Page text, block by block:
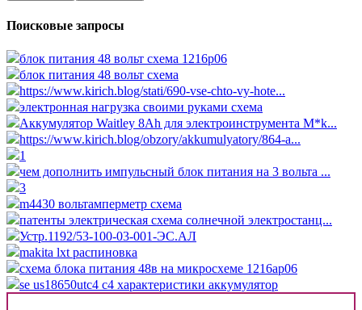
Поисковые запросы
блок питания 48 вольт схема 1216p06
блок питания 48 вольт схема
https://www.kirich.blog/stati/690-vse-chto-vy-hote...
электронная нагрузка своими руками схема
Аккумулятор Waitley 8Ah для электроинструмента M*k...
https://www.kirich.blog/obzory/akkumulyatory/864-a...
1
чем дополнить импульсный блок питания на 3 вольта ...
3
m4430 вольтамперметр схема
патенты электрическая схема солнечной электростанц...
Устр.1192/53-100-03-001-ЭС.АЛ
makita lxt распиновка
схема блока питания 48в на микросхеме 1216ap06
se us18650utc4 c4 характеристики аккумулятор